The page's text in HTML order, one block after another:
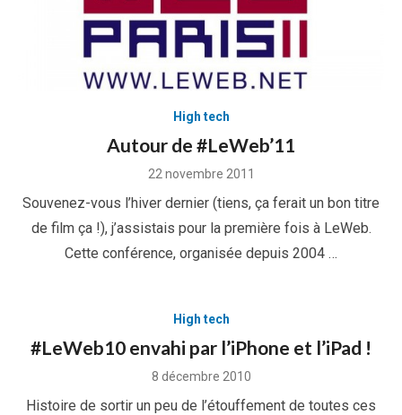
High tech
Autour de #LeWeb’11
Posted
22 novembre 2011
Souvenez-vous l’hiver dernier (tiens, ça ferait un bon titre
de film ça !), j’assistais pour la première fois à LeWeb.
Cette conférence, organisée depuis 2004 …
High tech
#LeWeb10 envahi par l’iPhone et l’iPad !
Posted
8 décembre 2010
Histoire de sortir un peu de l’étouffement de toutes ces